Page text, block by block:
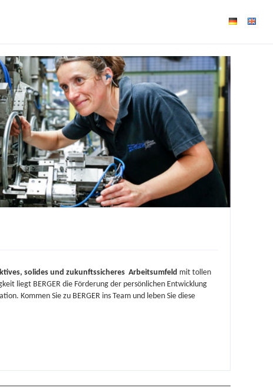
solides und zukunftssicheres Arbeitsumfeld mit tollen
liegt BERGER die Förderung der persönlichen Entwicklung
Kommen Sie zu BERGER ins Team und leben Sie diese